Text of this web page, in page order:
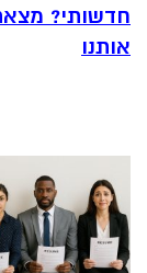
חדשותי?
אותנו